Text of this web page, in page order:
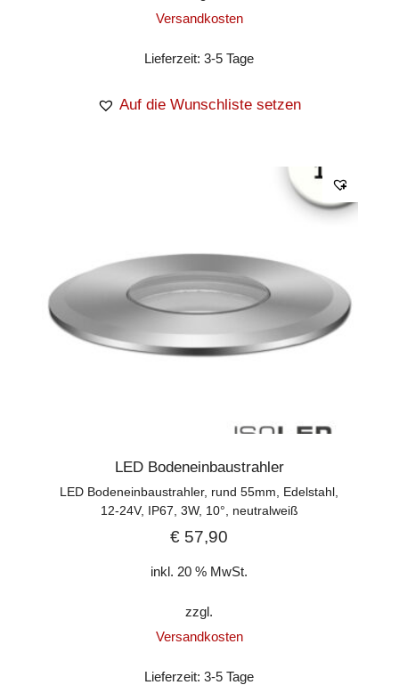
Versandkosten
Lieferzeit:3-5 Tage
Auf die Wunschliste setzen
LED Bodeneinbaustrahler
LED Bodeneinbaustrahler, rund 55mm, Edelstahl,
12-24V, IP67, 3W, 10°, neutralweiß
€ 57,90
inkl. 20 % MwSt.
zzgl.
Versandkosten
Lieferzeit:3-5 Tage